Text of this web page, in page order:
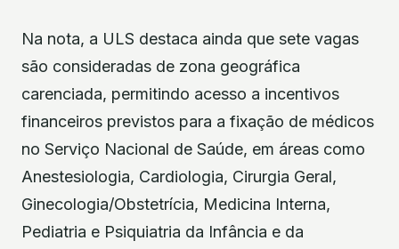
Na nota, a ULS destaca ainda que sete vagas
são consideradas de zona geográfica
carenciada, permitindo acesso a incentivos
financeiros previstos para a fixação de médicos
no Serviço Nacional de Saúde, em áreas como
Anestesiologia, Cardiologia, Cirurgia Geral,
Ginecologia/Obstetrícia, Medicina Interna,
Pediatria e Psiquiatria da Infância e da